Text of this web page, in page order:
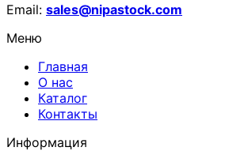
Email: sales@nipastock.com
Меню
Главная
О нас
Каталог
Контакты
Информация